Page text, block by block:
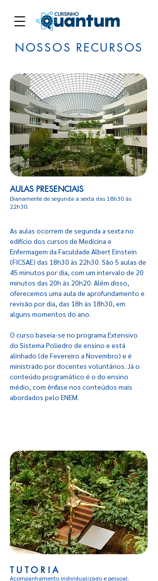
NOSSOS RECURSOS
AULAS PRESENCIAIS
Diariamente de segunda a sexta das 18h30 às
22h30.
As aulas ocorrem de segunda a sexta no
edifício dos cursos de Medicina e
Enfermagem da Faculdade Albert Einstein
(FICSAE) das 18h30 às 22h30. São 5 aulas de
45 minutos por dia, com um intervalo de 20
minutos das 20h às 20h20. Além disso,
oferecemos uma aula de aprofundamento e
revisão por dia, das 18h às 18h30, em
alguns momentos do ano.
O curso baseia-se no programa Extensivo
do Sistema Poliedro de ensino e está
alinhado (de Fevereiro a Novembro) e é
ministrado por docentes voluntários. Já o
conteúdo programático é o do ensino
médio, com ênfase nos conteúdos mais
abordados pelo ENEM.
TUTORIA
Acompanhamento individualizado e pessoal.